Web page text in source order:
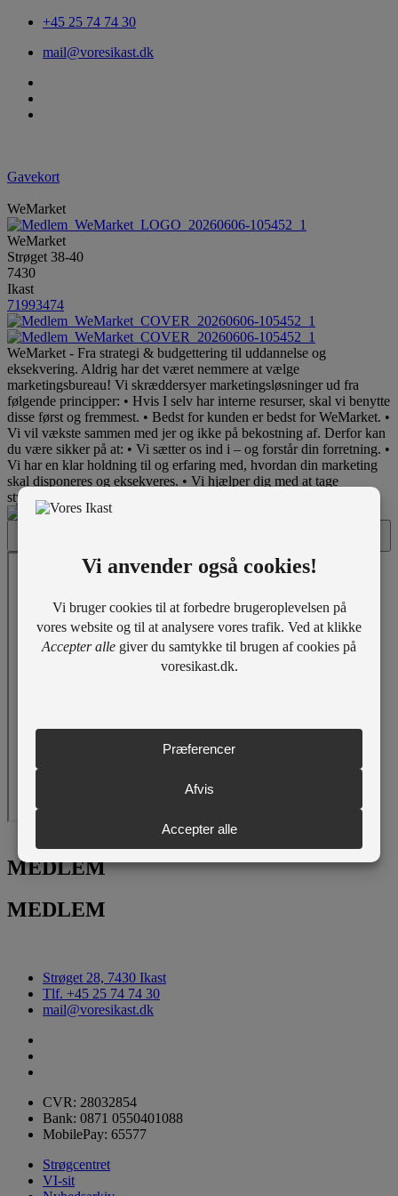
+45 25 74 74 30
mail@voresikast.dk
Gavekort
WeMarket
WeMarket
Strøget 38-40
7430
Ikast
71993474
WeMarket - Fra strategi & budgettering til uddannelse og
eksekvering. Aldrig har det været nemmere at vælge
marketingsbureau! Vi skræddersyer marketingsløsninger ud fra
følgende principper: • Hvis I selv har interne resurser, skal vi benytte
disse først og fremmest. • Bedst for kunden er bedst for WeMarket. •
Vi vil vækste sammen med jer og ikke på bekostning af. Derfor kan
du være sikker på at: • Vi sætter os ind i – og forstår din forretning. •
Vi har en klar holdning til og erfaring med, hvordan din marketing
skal disponeres og eksekveres. • Vi hjælper dig med at tage
styringen over marketingsindsatsen og tilsikrer rød tråd og struktur.
MEDLEM
MEDLEM
Strøget 28, 7430 Ikast
Tlf. +45 25 74 74 30
mail@voresikast.dk
CVR: 28032854
Bank: 0871 0550401088
MobilePay: 65577
Strøgcentret
VI-sit